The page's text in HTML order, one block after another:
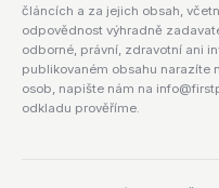
článcích a za jejich obsah,
odpovědnost výhradně
odborné, právní, zdravotní ani
publikovaném obsahu narazíte
osob, napište nám na
odkladu prověříme.